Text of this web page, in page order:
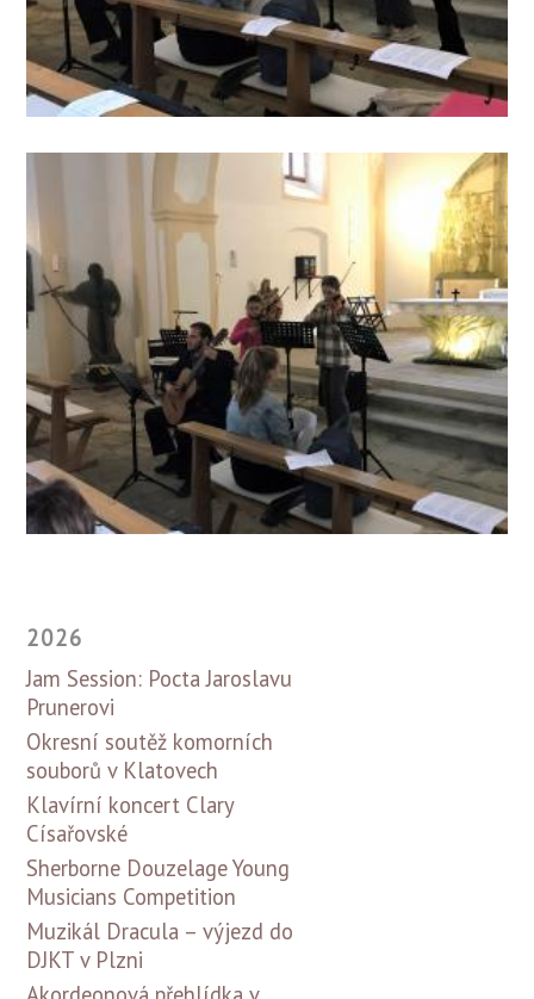
2026
Jam Session: Pocta Jaroslavu
Prunerovi
Okresní soutěž komorních
souborů v Klatovech
Klavírní koncert Clary
Císařovské
Sherborne Douzelage Young
Musicians Competition
Muzikál Dracula – výjezd do
DJKT v Plzni